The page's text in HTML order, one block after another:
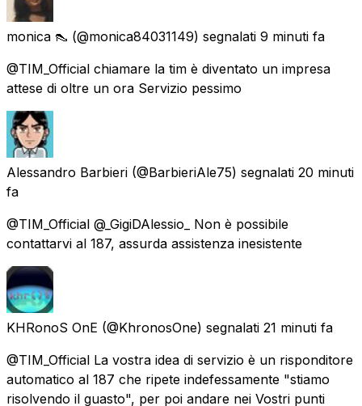
monica 👠 (@monica84031149) segnalati 9 minuti fa
@TIM_Official chiamare la tim è diventato un impresa
attese di oltre un ora Servizio pessimo
Alessandro Barbieri (@BarbieriAle75) segnalati 20 minuti
fa
@TIM_Official @_GigiDAlessio_ Non è possibile
contattarvi al 187, assurda assistenza inesistente
KHRonoS OnE (@KhronosOne) segnalati 21 minuti fa
@TIM_Official La vostra idea di servizio è un risponditore
automatico al 187 che ripete indefessamente "stiamo
risolvendo il guasto", per poi andare nei Vostri punti